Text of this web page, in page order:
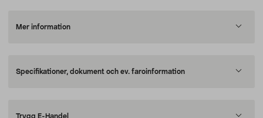
Mer information
Specifikationer, dokument och ev. faroinformation
Trygg E-Handel